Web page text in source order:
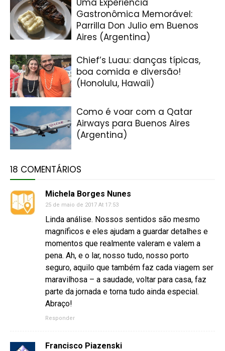
Gastronômica Memorável:
Parrilla Don Julio em Buenos
Aires (Argentina)
Chief’s Luau: danças típicas,
boa comida e diversão!
(Honolulu, Hawaii)
Como é voar com a Qatar
Airways para Buenos Aires
(Argentina)
18 COMENTÁRIOS
Michela Borges Nunes
25 de maio de 2017 At 17:53
Linda análise. Nossos sentidos são mesmo
magníficos e eles ajudam a guardar detalhes e
momentos que realmente valeram e valem a
pena. Ah, e o lar, nosso tudo, nosso porto
seguro, aquilo que também faz cada viagem ser
maravilhosa – a saudade, voltar para casa, faz
parte da jornada e torna tudo ainda especial.
Abraço!
Responder
Francisco Piazenski